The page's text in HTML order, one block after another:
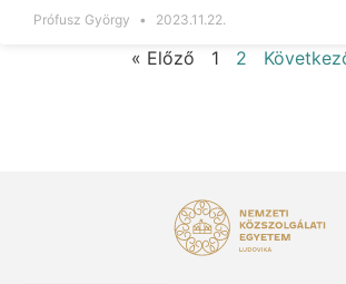
Prófusz György 2023.11.22.
« Előző 1 2